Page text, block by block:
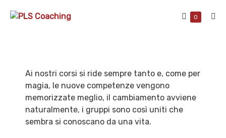
Shopping
0Items
Ai nostri corsi si ride sempre tanto e, come per
magia, le nuove competenze vengono
memorizzate meglio, il cambiamento avviene
naturalmente, i gruppi sono così uniti che
sembra si conoscano da una vita.